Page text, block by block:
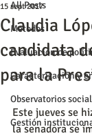
All Posts
Metodos
Evaluación de
Caracterización y
Observatorios
Gestión
Claudia
candidata
para la
15 sept 2017
Este jueves se
la senadora se